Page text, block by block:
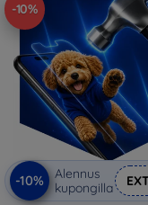
-10%
-10%
Alennus
kupongilla